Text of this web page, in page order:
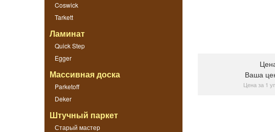
Coswick
Tarkett
Ламинат
Quick Step
Egger
Массивная доска
Parketoff
Deker
Штучный паркет
Старый мастер
Ваша
Цена за 1